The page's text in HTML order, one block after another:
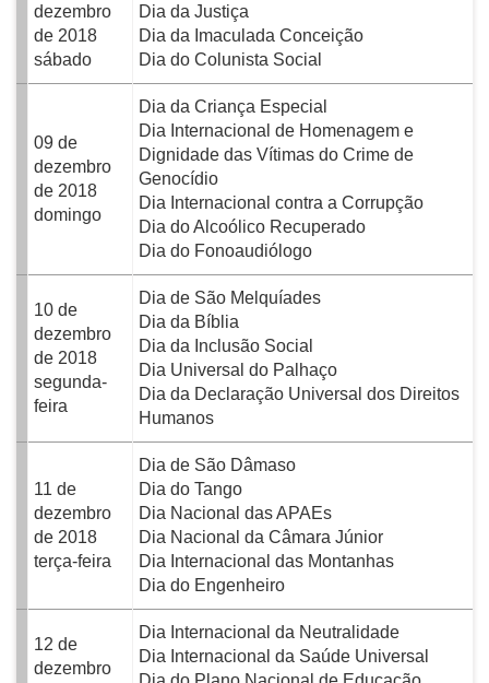
dezembro
de 2018
sábado
Dia da Justiça
Dia da Imaculada Conceição
Dia do Colunista Social
09 de
dezembro
de 2018
domingo
Dia da Criança Especial
Dia Internacional de Homenagem e
Dignidade das Vítimas do Crime de
Genocídio
Dia Internacional contra a Corrupção
Dia do Alcoólico Recuperado
Dia do Fonoaudiólogo
10 de
dezembro
de 2018
segunda-
feira
Dia de São Melquíades
Dia da Bíblia
Dia da Inclusão Social
Dia Universal do Palhaço
Dia da Declaração Universal dos Direitos
Humanos
11 de
dezembro
de 2018
terça-feira
Dia de São Dâmaso
Dia do Tango
Dia Nacional das APAEs
Dia Nacional da Câmara Júnior
Dia Internacional das Montanhas
Dia do Engenheiro
12 de
dezembro
Dia Internacional da Neutralidade
Dia Internacional da Saúde Universal